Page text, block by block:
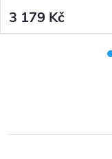
3 179 Kč